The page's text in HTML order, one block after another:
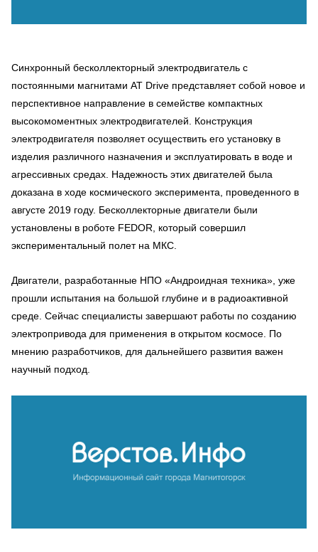
Синхронный бесколлекторный электродвигатель с
постоянными магнитами AT Drive представляет собой новое и
перспективное направление в семействе компактных
высокомоментных электродвигателей. Конструкция
электродвигателя позволяет осуществить его установку в
изделия различного назначения и эксплуатировать в воде и
агрессивных средах. Надежность этих двигателей была
доказана в ходе космического эксперимента, проведенного в
августе 2019 году. Бесколлекторные двигатели были
установлены в роботе FEDOR, который совершил
экспериментальный полет на МКС.
Двигатели, разработанные НПО «Андроидная техника», уже
прошли испытания на большой глубине и в радиоактивной
среде. Сейчас специалисты завершают работы по созданию
электропривода для применения в открытом космосе. По
мнению разработчиков, для дальнейшего развития важен
научный подход.